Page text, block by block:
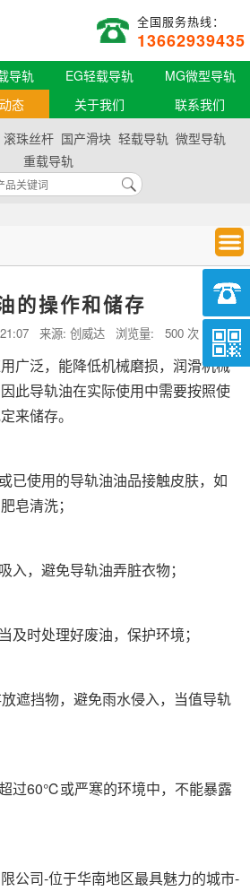
全国服务热线：
13662939435
导轨 EG轻载导轨
MG微型导轨
态 关于我们
联系我们
滚珠丝杆 国产滑块 轻载导轨 微型导轨
重载导轨
的操作和储存
来源: 创威达 浏览量: 500 次
广泛，能降低机械磨损，润滑机械
此导轨油在实际使用中需要按照使
来储存。
已使用的导轨油油品接触皮肤，如
皂清洗；
入，避免导轨油弄脏衣物；
及时处理好废油，保护环境；
遮挡物，避免雨水侵入，当值导轨
过60℃或严寒的环境中，不能暴露
公司-位于华南地区最具魅力的城市-